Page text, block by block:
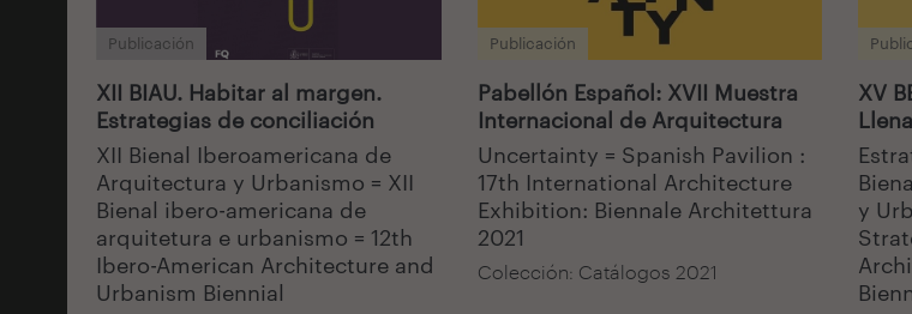
Publicación
XII BIAU. Habitar al margen.
Estrategias de conciliación
XII Bienal Iberoamericana de
Arquitectura y Urbanismo = XII
Bienal ibero-americana de
arquitetura e urbanismo = 12th
Ibero-American Architecture and
Urbanism Biennial
Publicación
Pabellón Español: XVII Muestra
Internacional de Arquitectura
Uncertainty = Spanish Pavilion :
17th International Architecture
Exhibition: Biennale Architettura
2021
Colección: Catálogos 2021
XV
Llena
y